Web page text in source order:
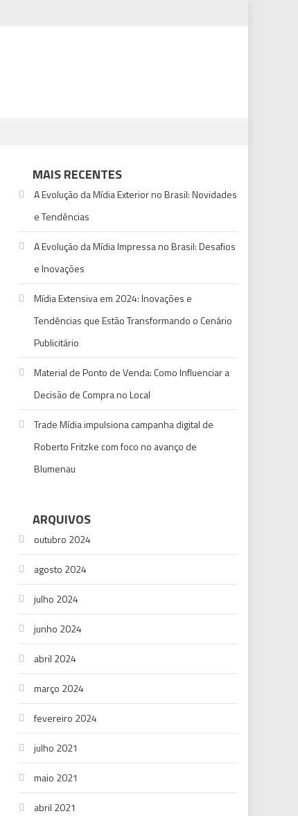
MAIS RECENTES
A Evolução da Mídia Exterior no Brasil: Novidades
e Tendências
A Evolução da Mídia Impressa no Brasil: Desafios
e Inovações
Mídia Extensiva em 2024: Inovações e
Tendências que Estão Transformando o Cenário
Publicitário
Material de Ponto de Venda: Como Influenciar a
Decisão de Compra no Local
Trade Mídia impulsiona campanha digital de
Roberto Fritzke com foco no avanço de
Blumenau
ARQUIVOS
outubro 2024
agosto 2024
julho 2024
junho 2024
abril 2024
março 2024
fevereiro 2024
julho 2021
maio 2021
abril 2021